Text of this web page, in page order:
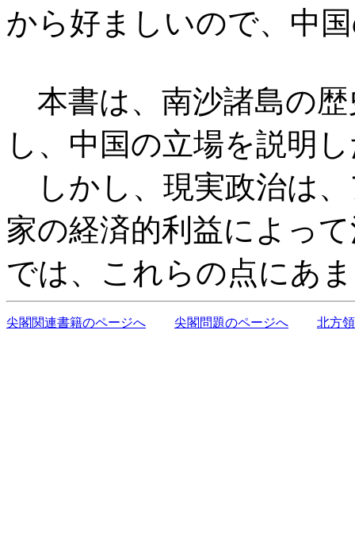
から好ましいので、中
本書は、南沙諸島の歴
し、中国の立場を説明
しかし、現実政治は
家の経済的利益によっ
では、これらの点にあ
尖閣関連書籍のページへ 尖閣問題のページへ 北方